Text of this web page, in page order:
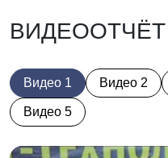
движении
регулярных
(РНИС) с целью
данных в открытом
Спикеры:
— Сечин Игорь
Министерства
ВИДЕООТЧЁТ
Видео 1 Видео 2
Видео 5